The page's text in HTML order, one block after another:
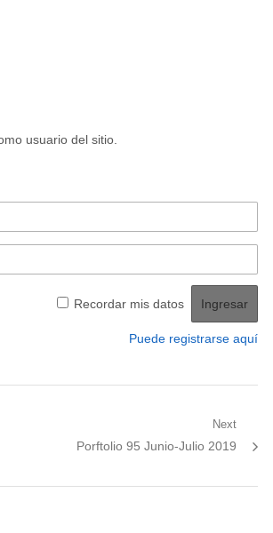
usuario del sitio.
Recordar mis datos
Puede registrarse aquí
Next
Next
Porftolio 95 Junio-Julio 2019